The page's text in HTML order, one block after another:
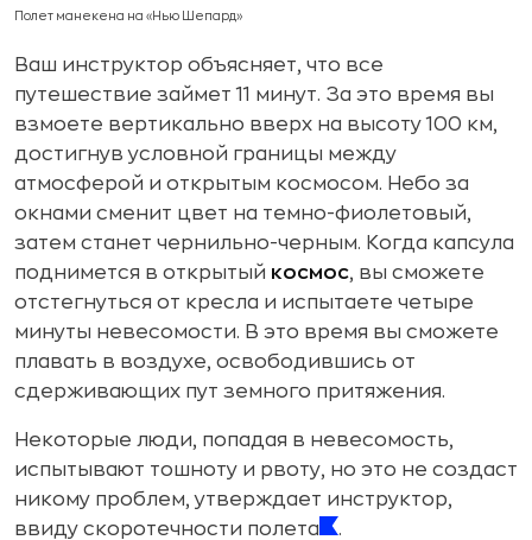
Полет манекена на «Нью Шепард»
Ваш инструктор объясняет, что все
путешествие займет 11 минут. За это время вы
взмоете вертикально вверх на высоту 100 км,
достигнув условной границы между
атмосферой и открытым космосом. Небо за
окнами сменит цвет на темно-фиолетовый,
затем станет чернильно-черным. Когда капсула
поднимется в открытый космос, вы сможете
отстегнуться от кресла и испытаете четыре
минуты невесомости. В это время вы сможете
плавать в воздухе, освободившись от
сдерживающих пут земного притяжения.
Некоторые люди, попадая в невесомость,
испытывают тошноту и рвоту, но это не создаст
никому проблем, утверждает инструктор,
ввиду скоротечности полета
.